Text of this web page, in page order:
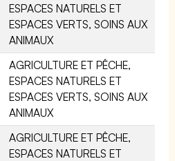
ESPACES NATURELS ET
ESPACES VERTS, SOINS AUX
ANIMAUX
AGRICULTURE ET PÊCHE,
ESPACES NATURELS ET
ESPACES VERTS, SOINS AUX
ANIMAUX
AGRICULTURE ET PÊCHE,
ESPACES NATURELS ET